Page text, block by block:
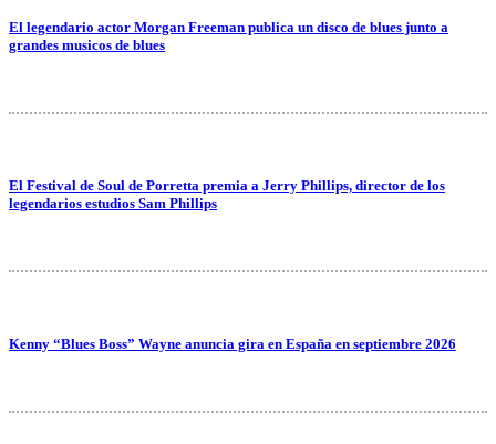
El legendario actor Morgan Freeman publica un disco de blues junto a
grandes musicos de blues
El Festival de Soul de Porretta premia a Jerry Phillips, director de los
legendarios estudios Sam Phillips
Kenny “Blues Boss” Wayne anuncia gira en España en septiembre 2026